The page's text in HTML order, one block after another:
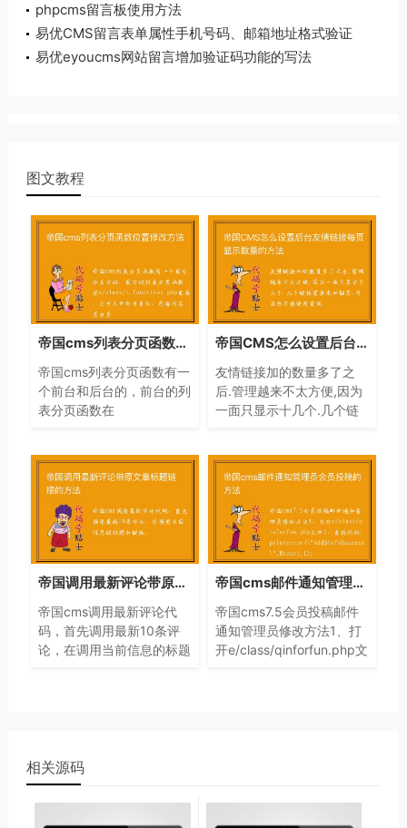
phpcms留言板使用方法
易优CMS留言表单属性手机号码、邮箱地址格式验证
的方法
易优eyoucms网站留言增加验证码功能的写法
图文教程
帝国cms列表分页函数位置修改方法
帝国cms列表分页函数有一
个前台和后台的，前台的列
表分页函数在
括内容页分页
帝国CMS怎么设置后台友情链接每页显示数量的方法
友情链接加的数量多了之
后.管理越来不太方便,因为
一面只显示十几个.几个链
帝国调用最新评论带原文章标题链接的方法
帝国cms调用最新评论代
码，首先调用最新10条评
论，在调用当前信息的标题
帝国cms邮件通知管理员会员投稿的方法
帝国cms7.5会员投稿邮件
通知管理员修改方法1、打
开e/class/qinforfun.php文
相关源码